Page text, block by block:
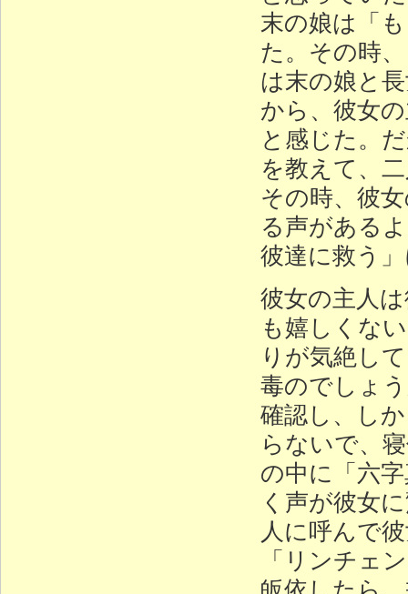
末の娘は「
た。その時
は末の娘と
から、彼女
と感じた。
を教えて、
その時、彼
る声がある
彼達に救う
彼女の主人
も嬉しくな
りが気絶し
毒のでしょ
確認し、し
らないで、
の中に「六
く声が彼女
人に呼んで
「リンチェ